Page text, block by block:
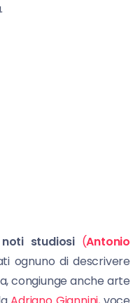
studiosi (Antonio
ognuno di descrivere
congiunge anche arte